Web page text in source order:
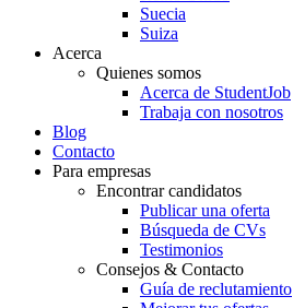
Suecia
Suiza
Acerca
Quienes somos
Acerca de StudentJob
Trabaja con nosotros
Blog
Contacto
Para empresas
Encontrar candidatos
Publicar una oferta
Búsqueda de CVs
Testimonios
Consejos & Contacto
Guía de reclutamiento